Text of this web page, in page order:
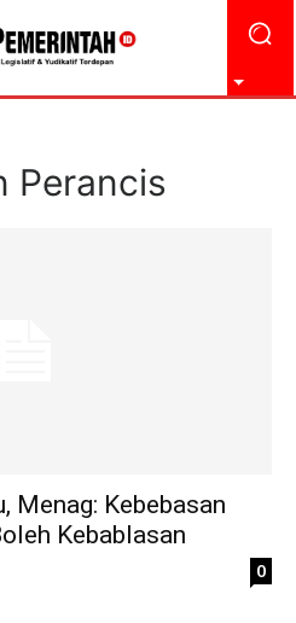
Perancis
Menag: Kebebasan
Kebablasan
0